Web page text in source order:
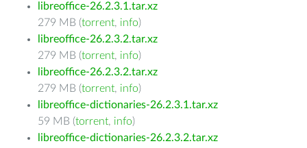
libreoffice-26.2.3.1.tar.xz
279 MB (torrent, info)
libreoffice-26.2.3.2.tar.xz
279 MB (torrent, info)
libreoffice-26.2.3.2.tar.xz
279 MB (torrent, info)
libreoffice-dictionaries-26.2.3.1.tar.xz
59 MB (torrent, info)
libreoffice-dictionaries-26.2.3.2.tar.xz